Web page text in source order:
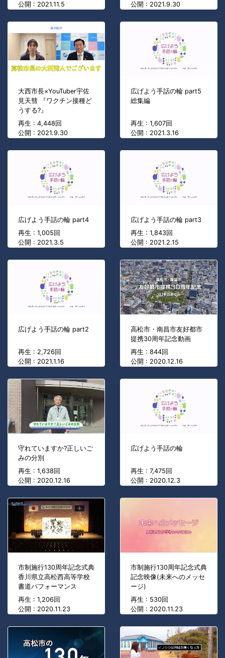
公開 : 2021.11.5
公開 : 2021.9.30
大西市長×YouTuber宇佐
見天彗 『ワクチン接種ど
うする?』
再生 : 4,448回
公開 : 2021.9.30
広げよう手話の輪 part5
総集編
再生 : 1,607回
公開 : 2021.3.16
広げよう手話の輪 part4
再生 : 1,005回
公開 : 2021.3.5
広げよう手話の輪 part3
再生 : 1,843回
公開 : 2021.2.15
広げよう手話の輪 part2
再生 : 2,726回
公開 : 2021.1.16
高松市・南昌市友好都市
提携30周年記念動画
再生 : 844回
公開 : 2020.12.16
守れていますか?正しいご
みの分別
再生 : 1,638回
公開 : 2020.12.16
広げよう手話の輪
再生 : 7,475回
公開 : 2020.12.3
市制施行130周年記念式典
香川県立高松西高等学校
書道パフォーマンス
再生 : 1,206回
公開 : 2020.11.23
市制施行130周年記念式典
記念映像(未来へのメッセ
ージ)
再生 : 530回
公開 : 2020.11.23